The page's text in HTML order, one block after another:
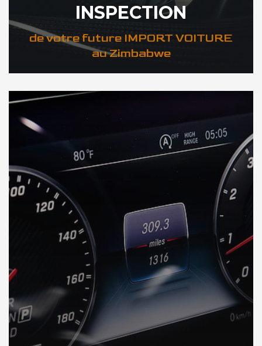
INSPECTION
de votre future IMPORT VOITURE
au Zimbabwe
DÉCOUVREZ VOTRE INSPECTION AUTO au Zimbabwe